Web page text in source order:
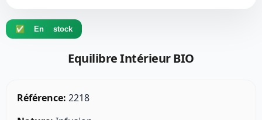
✅ En stock
Equilibre Intérieur BIO
Référence: 2218